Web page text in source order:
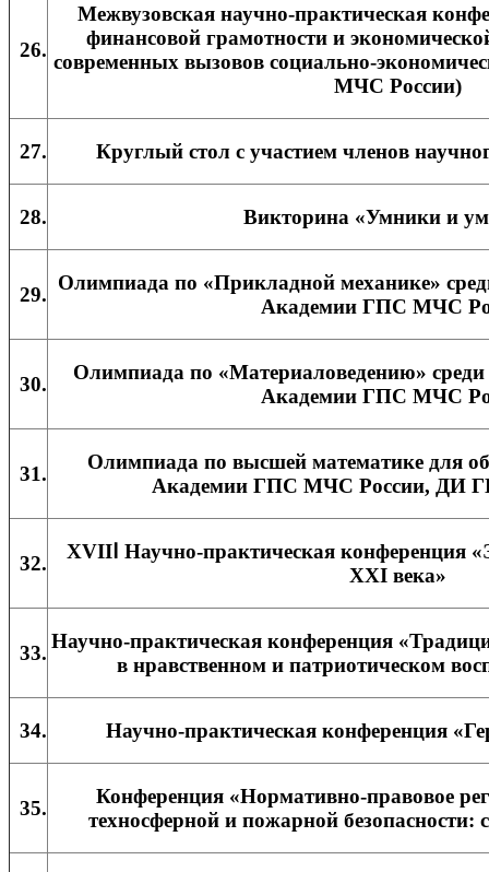
26.
Межвузовская научно-практическая
финансовой грамотности и
современных вызовов социально-
МЧС России)
27. Круглый стол с участием членов
28. Викторина «Умники и
29.
Олимпиада по «Прикладной механике»
Академии ГПС МЧС
30.
Олимпиада по «Материаловедению» среди
Академии ГПС МЧС
31.
Олимпиада по высшей математике для
Академии ГПС МЧС России, ДИ
32.
XVIIⅠ Научно-практическая конференция
XXI века»
33.
Научно-практическая конференция
в нравственном и патриотическом
34. Научно-практическая конференция
35.
Конференция «Нормативно-правовое
техносферной и пожарной безопасности: